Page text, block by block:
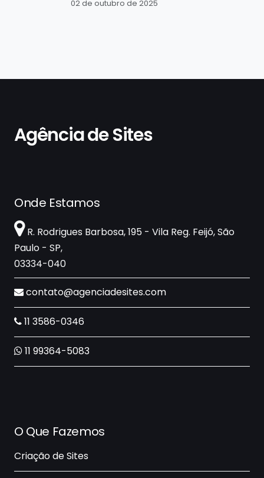
02 de outubro de 2025
Agência de Sites
Onde Estamos
R. Rodrigues Barbosa, 195 - Vila Reg. Feijó, São
Paulo - SP,
03334-040
contato@agenciadesites.com
11 3586-0346
11 99364-5083
O Que Fazemos
Criação de Sites